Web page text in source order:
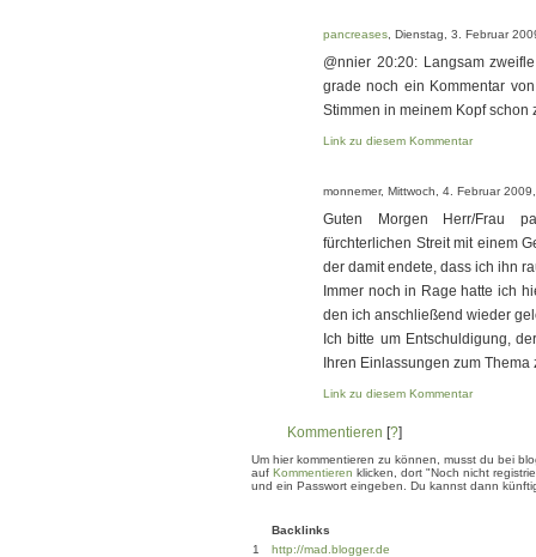
pancreases , Dienstag, 3. Februar
@nnier 20:20: Langsam
grade noch ein Kommentar
Stimmen in meinem Kopf schon
Link zu diesem Kommentar
monnemer, Mittwoch, 4. Februar
Guten Morgen Herr/Frau
fürchterlichen Streit mit einem
der damit endete, dass ich ihn
Immer noch in Rage hatte ich
den ich anschließend wieder
Ich bitte um Entschuldigung,
Ihren Einlassungen zum Thema
Link zu diesem Kommentar
Kommentieren [?]
Um hier kommentieren zu können, musst du bei
auf Kommentieren klicken, dort "Noch nicht
und ein Passwort eingeben. Du kannst dann
Backlinks
1
http://mad.blogger.de